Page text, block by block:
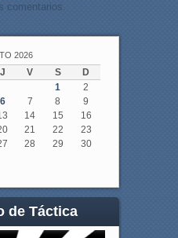
comentarios.
2026
J V S
D
1
2
6 7 8
9
14 15
16
21 22
23
28 29
30
de Táctica